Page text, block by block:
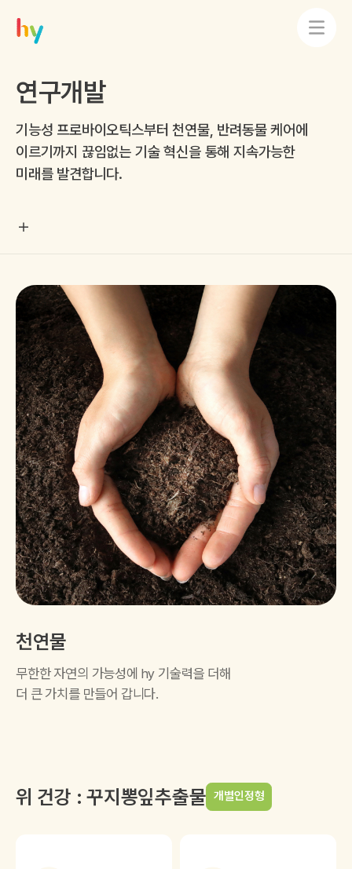
연구개발
기능성 프로바이오틱스부터 천연물, 반려동물 케어에
이르기까지 끊임없는 기술 혁신을 통해 지속가능한
미래를 발견합니다.
천연물
무한한 자연의 가능성에 hy 기술력을 더해
더 큰 가치를 만들어 갑니다.
위 건강 : 꾸지뽕잎추출물 개별인정형